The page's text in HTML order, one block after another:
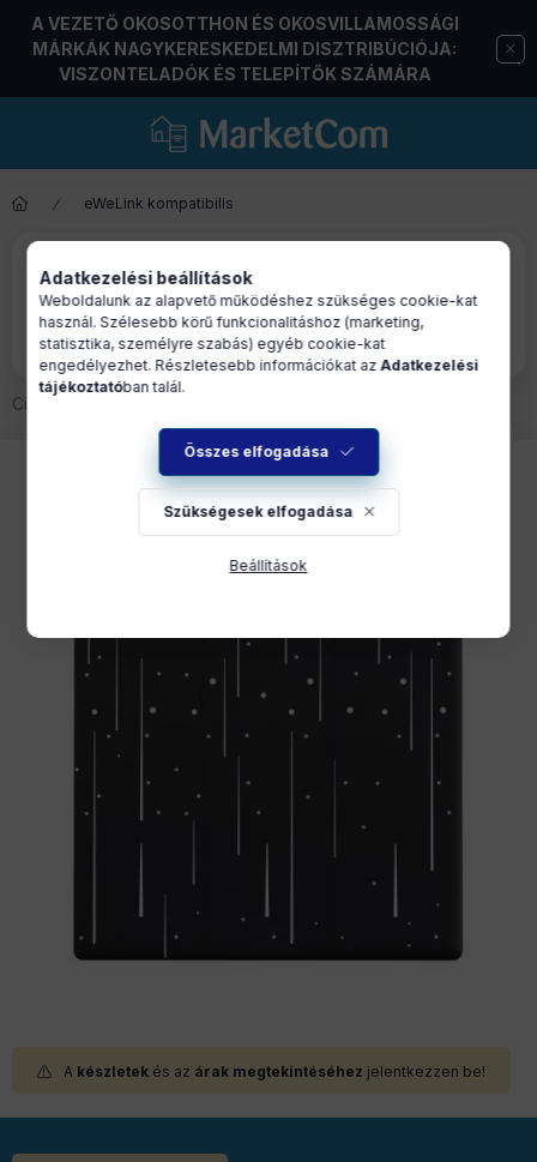
A VEZETŐ OKOSOTTHON ÉS OKOSVILLAMOSSÁGI
MÁRKÁK NAGYKERESKEDELMI DISZTRIBÚCIÓJA:
VISZONTELADÓK ÉS TELEPÍTŐK SZÁMÁRA
eWeLink kompatibilis
Előlap Sonoff TX Ultimate T5-3C
3 gombos villanykapcsolóhoz,
csillag mintás
Cikkszám:
A készletek és az árak megtekintéséhez jelentkezzen be!
Adatkezelési beállítások
Weboldalunk az alapvető működéshez szükséges cookie-kat
használ. Szélesebb körű funkcionalitáshoz (marketing,
statisztika, személyre szabás) egyéb cookie-kat
engedélyezhet. Részletesebb információkat azAdatkezelési
tájékoztatóban talál.
Összes elfogadása
Szükségesek elfogadása
Beállítások